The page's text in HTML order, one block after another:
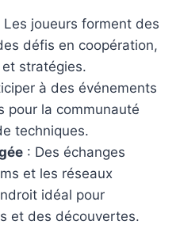
Les joueurs forment des
défis en coopération,
stratégies.
à des événements
pour la communauté
techniques.
: Des échanges
et les réseaux
idéal pour
et des découvertes.